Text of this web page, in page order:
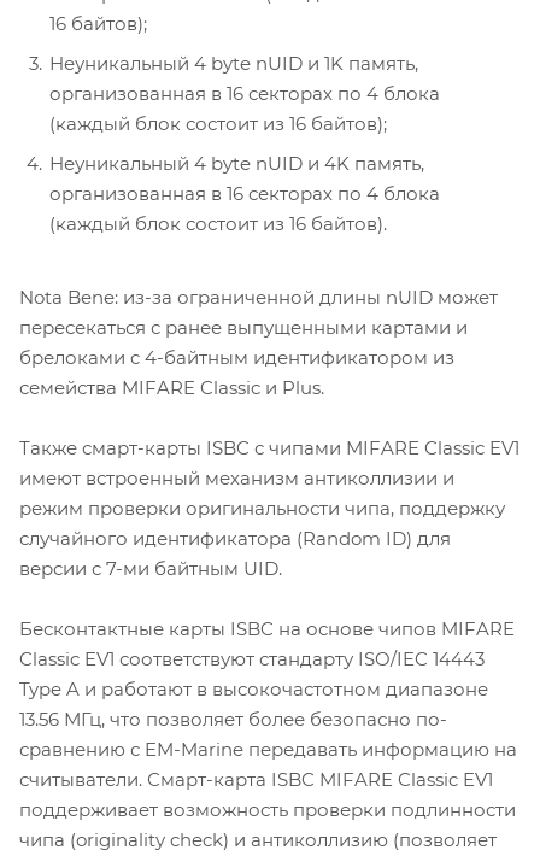
16 байтов);
Неуникальный 4 byte nUID и 1K память,
организованная в 16 секторах по 4 блока
(каждый блок состоит из 16 байтов);
Неуникальный 4 byte nUID и 4K память,
организованная в 16 секторах по 4 блока
(каждый блок состоит из 16 байтов).
Nota Bene: из-за ограниченной длины nUID может
пересекаться с ранее выпущенными картами и
брелоками c 4-байтным идентификатором из
семейства MIFARE Classic и Plus.
Также смарт-карты ISBC с чипами MIFARE Classic EV1
имеют встроенный механизм антиколлизии и
режим проверки оригинальности чипа, поддержку
случайного идентификатора (Random ID) для
версии с 7-ми байтным UID.
Бесконтактные карты ISBC на основе чипов MIFARE
Classic EV1 соответствуют стандарту ISO/IEC 14443
Type A и работают в высокочастотном диапазоне
13.56 МГц, что позволяет более безопасно по-
сравнению с EM-Marine передавать информацию на
считыватели. Смарт-карта ISBC MIFARE Classic EV1
поддерживает возможность проверки подлинности
чипа (originality check) и антиколлизию (позволяет